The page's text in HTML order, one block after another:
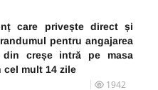
care privește direct și
pentru angajarea
din creșe intră pe masa
mult 14 zile
1942